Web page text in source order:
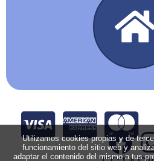
Utilizamos cookies propias y de
funcionamiento del sitio web y
adaptar el contenido del mismo a tus